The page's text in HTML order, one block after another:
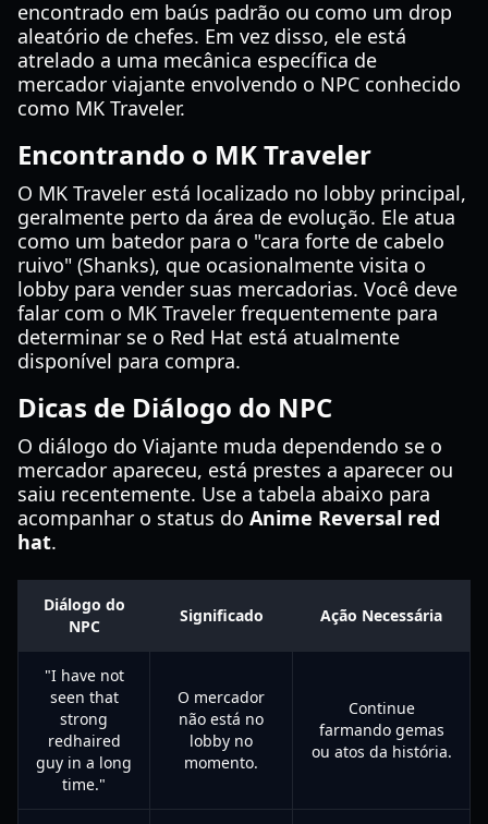
encontrado em baús padrão ou como um drop
aleatório de chefes. Em vez disso, ele está
atrelado a uma mecânica específica de
mercador viajante envolvendo o NPC conhecido
como MK Traveler.
Encontrando o MK Traveler
O MK Traveler está localizado no lobby principal,
geralmente perto da área de evolução. Ele atua
como um batedor para o "cara forte de cabelo
ruivo" (Shanks), que ocasionalmente visita o
lobby para vender suas mercadorias. Você deve
falar com o MK Traveler frequentemente para
determinar se o Red Hat está atualmente
disponível para compra.
Dicas de Diálogo do NPC
O diálogo do Viajante muda dependendo se o
mercador apareceu, está prestes a aparecer ou
saiu recentemente. Use a tabela abaixo para
acompanhar o status do Anime Reversal red
hat.
Diálogo do
NPC
Significado Ação Necessária
"I have not
seen that
strong
redhaired
guy in a long
time."
O mercador
não está no
lobby no
momento.
Continue
farmando gemas
ou atos da história.